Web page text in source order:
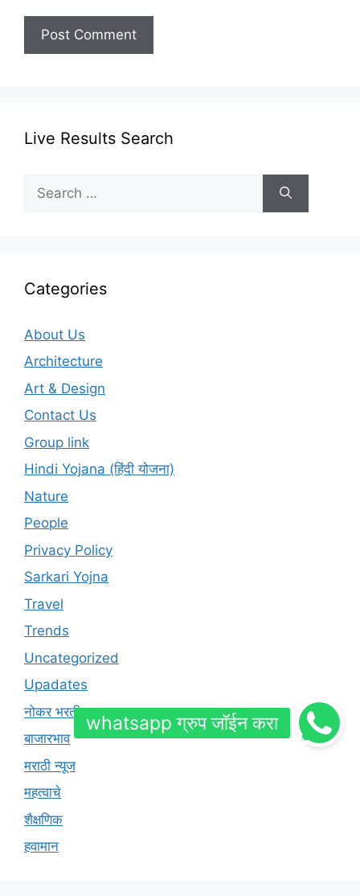
Live Results Search
for:
Categories
About Us
Architecture
Art & Design
Contact Us
Group link
Hindi Yojana (हिंदी योजना)
Nature
People
Privacy Policy
Sarkari Yojna
Travel
Trends
Uncategorized
Upadates
नोकर भरती
बाजारभाव
मराठी न्यूज
महत्वाचे
शैक्षणिक
हवामान